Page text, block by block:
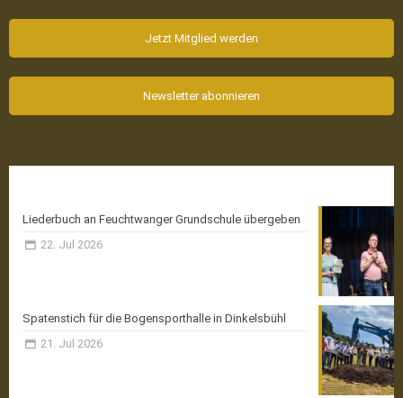
Jetzt Mitglied werden
Newsletter abonnieren
Liederbuch an Feuchtwanger Grundschule übergeben
22. Jul 2026
Spatenstich für die Bogensporthalle in Dinkelsbühl
21. Jul 2026